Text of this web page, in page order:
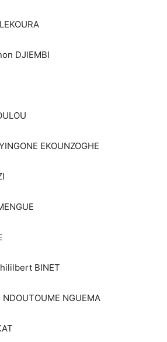
DJIEMBI
EKOUNZOGHE
BINET
NGUEMA